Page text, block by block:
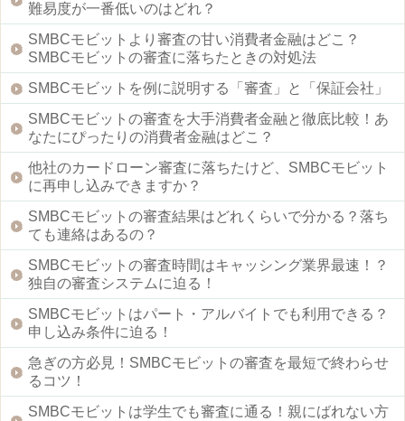
難易度が一番低いのはどれ？
SMBCモビットより審査の甘い消費者金融はどこ？
SMBCモビットの審査に落ちたときの対処法
SMBCモビットを例に説明する「審査」と「保証会社」
SMBCモビットの審査を大手消費者金融と徹底比較！あ
なたにぴったりの消費者金融はどこ？
他社のカードローン審査に落ちたけど、SMBCモビット
に再申し込みできますか？
SMBCモビットの審査結果はどれくらいで分かる？落ち
ても連絡はあるの？
SMBCモビットの審査時間はキャッシング業界最速！？
独自の審査システムに迫る！
SMBCモビットはパート・アルバイトでも利用できる？
申し込み条件に迫る！
急ぎの方必見！SMBCモビットの審査を最短で終わらせ
るコツ！
SMBCモビットは学生でも審査に通る！親にばれない方